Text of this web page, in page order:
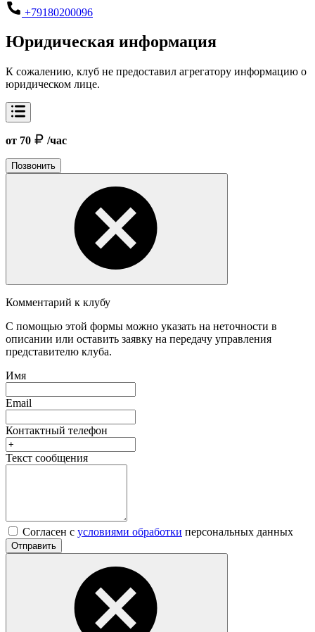
+79180200096
Юридическая информация
К сожалению, клуб не предоставил агрегатору информацию о
юридическом лице.
от 70 /час
Позвонить
Комментарий к клубу
С помощью этой формы можно указать на неточности в
описании или оставить заявку на передачу управления
представителю клуба.
Имя
Email
Контактный телефон
Текст сообщения
Согласен с условиями обработки персональных данных
Отправить